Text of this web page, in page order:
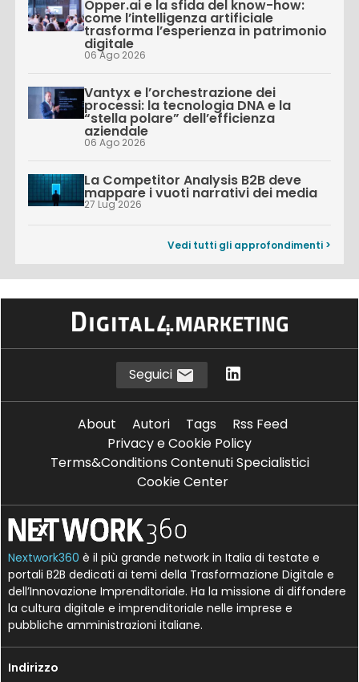
Opper.ai e la sfida del know-how:
come l’intelligenza artificiale
trasforma l’esperienza in patrimonio
digitale
06 Ago 2026
Vantyx e l’orchestrazione dei
processi: la tecnologia DNA e la
“stella polare” dell’efficienza
aziendale
06 Ago 2026
La Competitor Analysis B2B deve
mappare i vuoti narrativi dei media
27 Lug 2026
Vedi tutti gli approfondimenti >
Seguici
About Autori Tags
Rss Feed
Privacy e Cookie Policy
Terms&Conditions Contenuti Specialistici
Cookie Center
Nextwork360 è il più grande network in Italia di testate e
portali B2B dedicati ai temi della Trasformazione Digitale e
dell’Innovazione Imprenditoriale. Ha la missione di diffondere
la cultura digitale e imprenditoriale nelle imprese e
pubbliche amministrazioni italiane.
Indirizzo